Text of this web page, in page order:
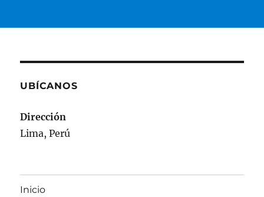
UBÍCANOS
Dirección
Lima, Perú
Inicio